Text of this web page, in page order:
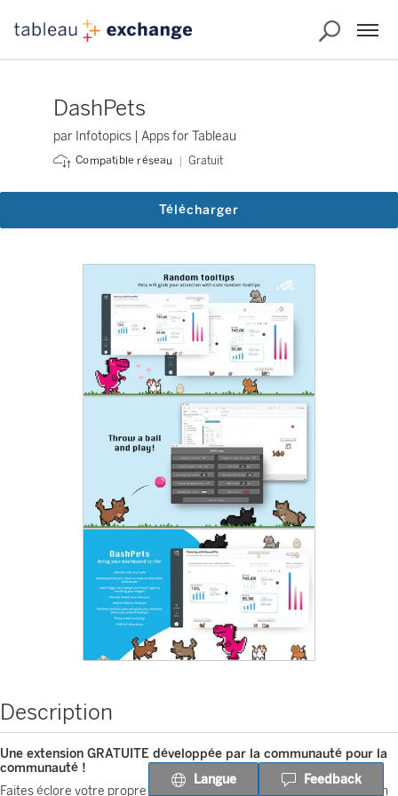
DashPets
par Infotopics | Apps for Tableau
Compatible réseau Gratuit
Télécharger
Description
Une extension GRATUITE développée par la communauté pour la
communauté !
Faites éclore votre propre animal familier de tableau de bord, tout en
Langue Feedback